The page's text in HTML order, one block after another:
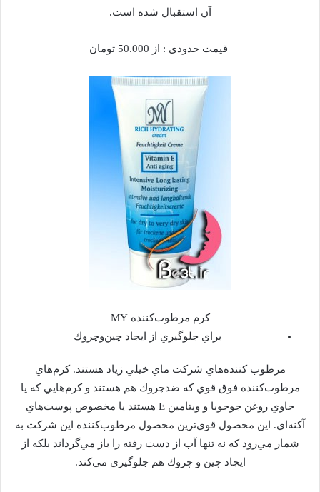
آن استقبال شده است.
قيمت حدودی : از 50.000 تومان
كرم مرطوب‌كننده MY
براي جلوگيري از ايجاد چين‌و‌چروك
مرطوب كننده‌هاي شركت ماي خيلي زياد هستند. كرم‌هاي
مرطوب‌كننده فوق قوي كه ضد‌چروك هم هستند و كرم‌هايي كه يا
حاوي روغن جوجوبا و ويتامين E هستند يا مخصوص پوست‌هاي
آكنه‌اي. اين محصول قوي‌ترين محصول مرطوب‌كننده اين شركت به
شمار مي‌رود كه نه تنها آب از دست رفته را باز مي‌گرداند بلكه از
ايجاد چين و چروك هم جلوگيري مي‌كند.